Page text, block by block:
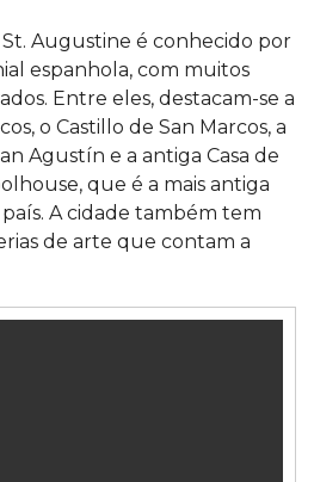
St. Augustine é conhecido por
espanhola, com muitos
Entre eles, destacam-se a
o Castillo de San Marcos, a
Agustín e a antiga Casa de
que é a mais antiga
A cidade também tem
de arte que contam a